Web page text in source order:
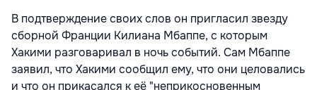
В подтверждение своих слов он пригласил звезду
сборной Франции Килиана Мбаппе, с которым
Хакими разговаривал в ночь событий. Сам Мбаппе
заявил, что Хакими сообщил ему, что они целовались
и что он прикасался к её "неприкосновенным